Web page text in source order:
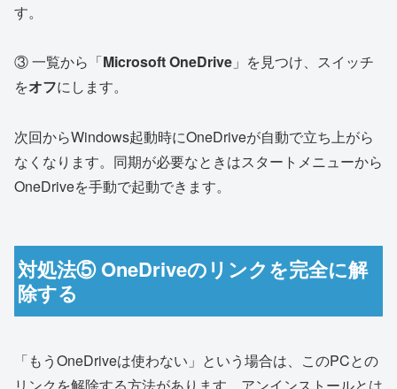
す。
③ 一覧から「Microsoft OneDrive 」を見つけ、スイッチ
をオフにします。
次回からWindows起動時にOneDriveが自動で立ち上がら
なくなります。同期が必要なときはスタートメニューから
OneDriveを手動で起動できます。
対処法⑤ OneDriveのリンクを完全に解
除する
「もうOneDriveは使わない」という場合は、このPCとの